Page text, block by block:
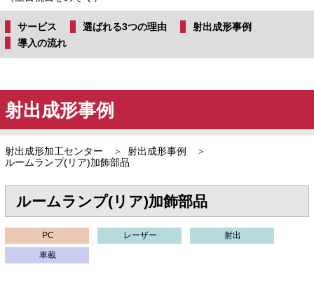
サービス 選ばれる3つの理由
射出成形事例
導入の流れ
射出成形事例
射出成形加工センター
射出成形事例
ルームランプ(リア)加飾部品
ルームランプ(リア)加飾部品
PC レーザー
射出
車載